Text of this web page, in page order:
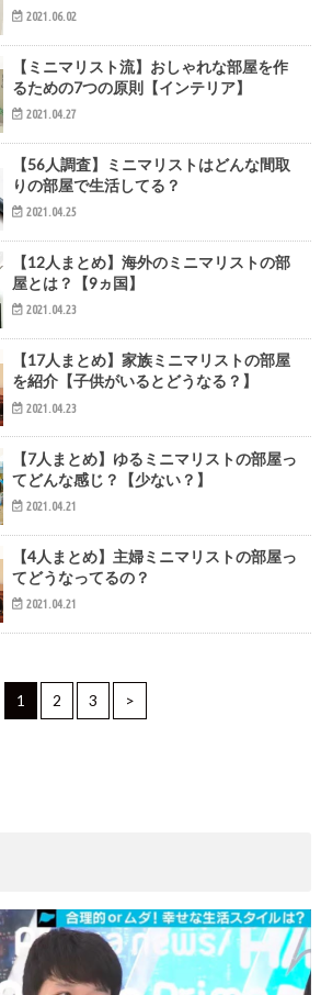
2021.06.02
【ミニマリスト流】おしゃれな部屋を作
るための7つの原則【インテリア】
2021.04.27
【56人調査】ミニマリストはどんな間取
りの部屋で生活してる？
2021.04.25
【12人まとめ】海外のミニマリストの部
屋とは？【9ヵ国】
2021.04.23
【17人まとめ】家族ミニマリストの部屋
を紹介【子供がいるとどうなる？】
2021.04.23
【7人まとめ】ゆるミニマリストの部屋っ
てどんな感じ？【少ない？】
2021.04.21
【4人まとめ】主婦ミニマリストの部屋っ
てどうなってるの？
2021.04.21
1 2 3 >